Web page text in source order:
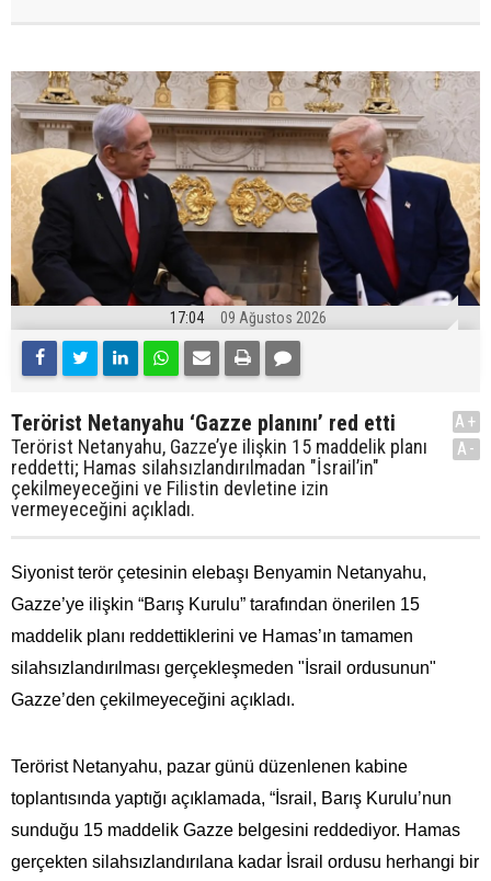
17:04 09 Ağustos 2026
Terörist Netanyahu ‘Gazze planını’ red etti
Terörist Netanyahu, Gazze’ye ilişkin 15 maddelik planı
reddetti; Hamas silahsızlandırılmadan "İsrail’in"
çekilmeyeceğini ve Filistin devletine izin
vermeyeceğini açıkladı.
A+
A-
Siyonist terör çetesinin elebaşı Benyamin Netanyahu,
Gazze’ye ilişkin “Barış Kurulu” tarafından önerilen 15
maddelik planı reddettiklerini ve Hamas’ın tamamen
silahsızlandırılması gerçekleşmeden "İsrail ordusunun"
Gazze’den çekilmeyeceğini açıkladı.
Terörist Netanyahu, pazar günü düzenlenen kabine
toplantısında yaptığı açıklamada, “İsrail, Barış Kurulu’nun
sunduğu 15 maddelik Gazze belgesini reddediyor. Hamas
gerçekten silahsızlandırılana kadar İsrail ordusu herhangi bir